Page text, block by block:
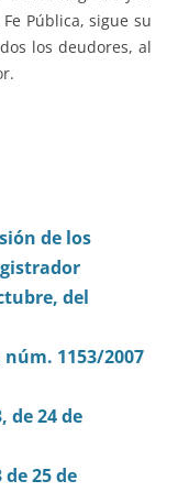
Pública, sigue su
los deudores, al
de los
del
1153/2007
de 24 de
de 25 de